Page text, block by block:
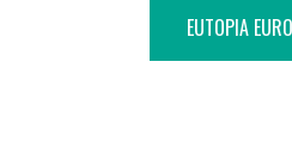
EUTOPIA